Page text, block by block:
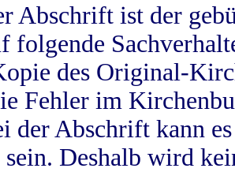
Abschrift ist der
folgende
des Original-
Fehler im
der Abschrift kann
sein. Deshalb wird